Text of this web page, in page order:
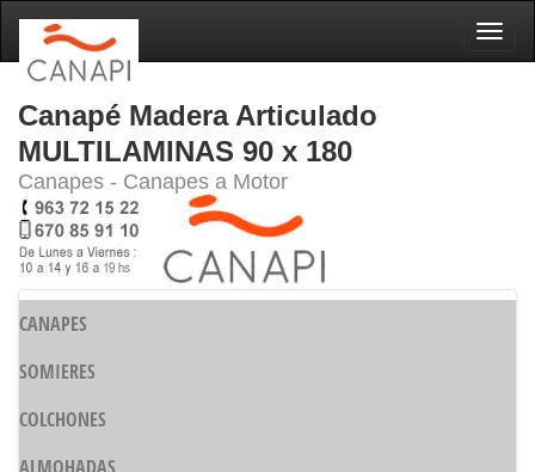
Canapé Madera Articulado
MULTILAMINAS 90 x 180
Canapes - Canapes a Motor
CANAPES
SOMIERES
COLCHONES
ALMOHADAS